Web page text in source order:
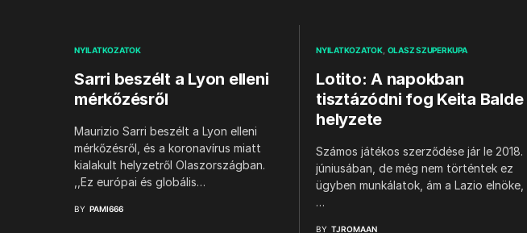
NYILATKOZATOK
Sarri beszélt a Lyon elleni
mérkőzésről
Maurizio Sarri beszélt a Lyon elleni
mérkőzésről, és a koronavírus miatt
kialakult helyzetről Olaszországban.
,,Ez európai és globális…
BY PAMI666
NYILATKOZATOK OLASZ SZUPERKUPA
Lotito: A napokban
tisztázódni fog Keita Balde
helyzete
Számos játékos szerződése jár le 2018.
júniusában, de még nem történtek ez
ügyben munkálatok, ám a Lazio elnöke,
…
BY TJROMAAN